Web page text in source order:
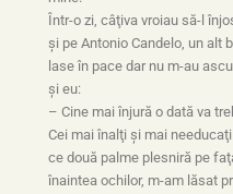
Într-o zi, câţiva vroiau să-l
şi pe Antonio Candelo, un alt
lase în pace dar nu m-au
şi eu:
– Cine mai înjură o dată va
Cei mai înalţi şi mai
ce două palme plesniră pe
înaintea ochilor, m-am lăsat